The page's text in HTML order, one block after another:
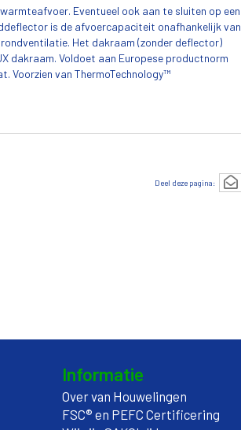
Eventueel ook aan te sluiten op een
is de afvoercapaciteit onafhankelijk van
Het dakraam (zonder deflector)
dakraam. Voldoet aan Europese productnorm
Voorzien van ThermoTechnology™
Deel deze pagina:
Informatie
Over van Houwelingen
FSC® en PEFC Certificering